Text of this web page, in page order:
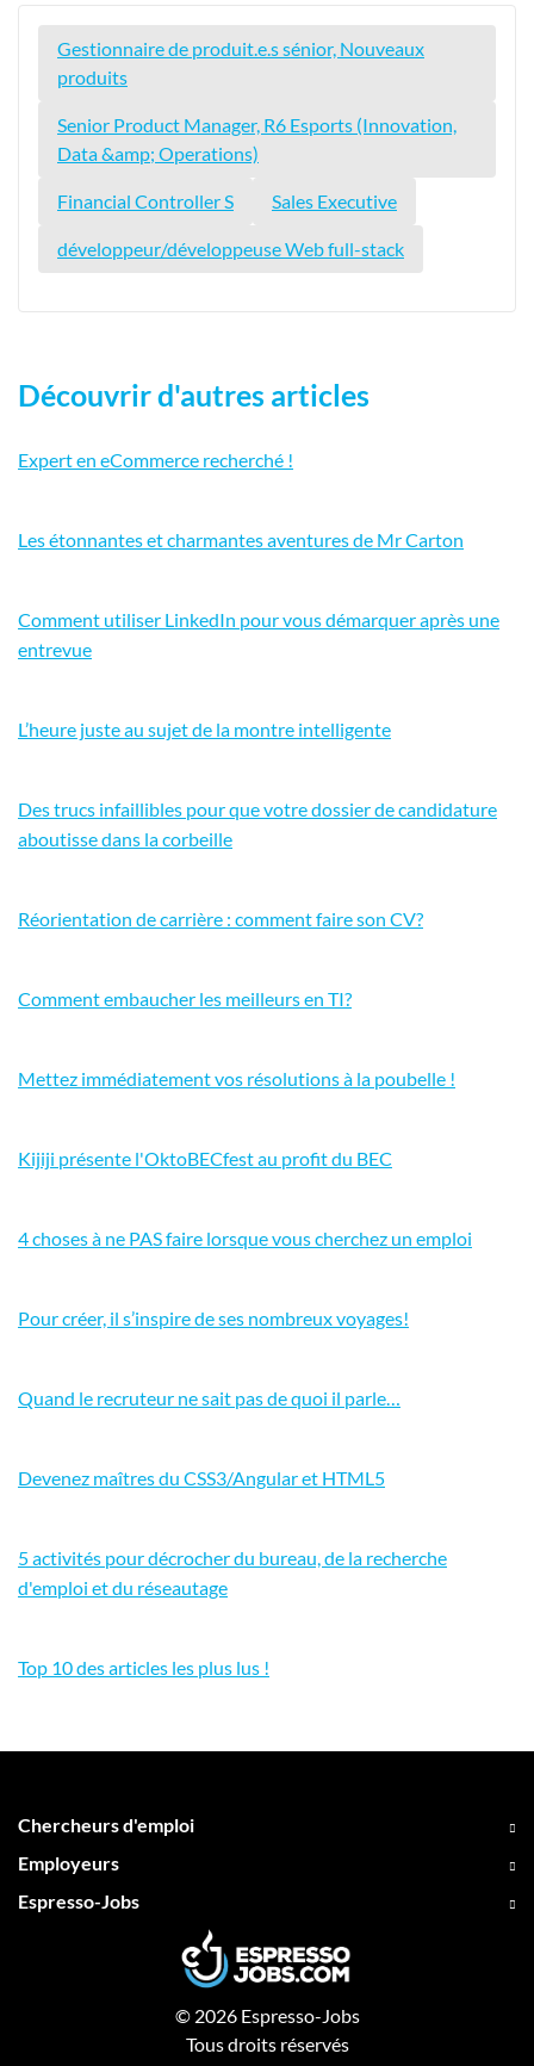
Gestionnaire de produit.e.s sénior, Nouveaux
produits
Senior Product Manager, R6 Esports (Innovation,
Data &amp; Operations)
Financial Controller S Sales Executive
développeur/développeuse Web full-stack
Découvrir d'autres articles
Expert en eCommerce recherché !
Les étonnantes et charmantes aventures de Mr Carton
Comment utiliser LinkedIn pour vous démarquer après une
entrevue
L’heure juste au sujet de la montre intelligente
Des trucs infaillibles pour que votre dossier de candidature
aboutisse dans la corbeille
Réorientation de carrière : comment faire son CV?
Comment embaucher les meilleurs en TI?
Mettez immédiatement vos résolutions à la poubelle !
Kijiji présente l'OktoBECfest au profit du BEC
4 choses à ne PAS faire lorsque vous cherchez un emploi
Pour créer, il s’inspire de ses nombreux voyages!
Quand le recruteur ne sait pas de quoi il parle…
Devenez maîtres du CSS3/Angular et HTML5
5 activités pour décrocher du bureau, de la recherche
d'emploi et du réseautage
Top 10 des articles les plus lus !
Chercheurs d'emploi
Employeurs
Espresso-Jobs
© 2026 Espresso-Jobs
Tous droits réservés